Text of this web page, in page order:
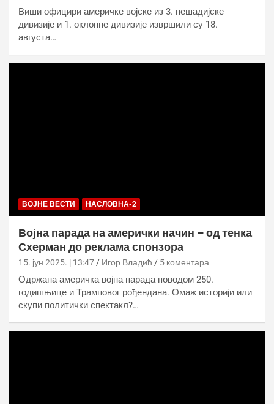
Виши официри америчке војске из 3. пешадијске
дивизије и 1. оклопне дивизије извршили су 18.
августа…
ВОЈНЕ ВЕСТИ НАСЛОВНА-2
Војна парада на амерички начин – од тенка
Схерман до реклама спонзора
15. јун 2025. | 13:47 Игор Владић 5 коментара
Одржана америчка војна парада поводом 250.
годишњице и Трамповог рођендана. Омаж историји или
скупи политички спектакл?…